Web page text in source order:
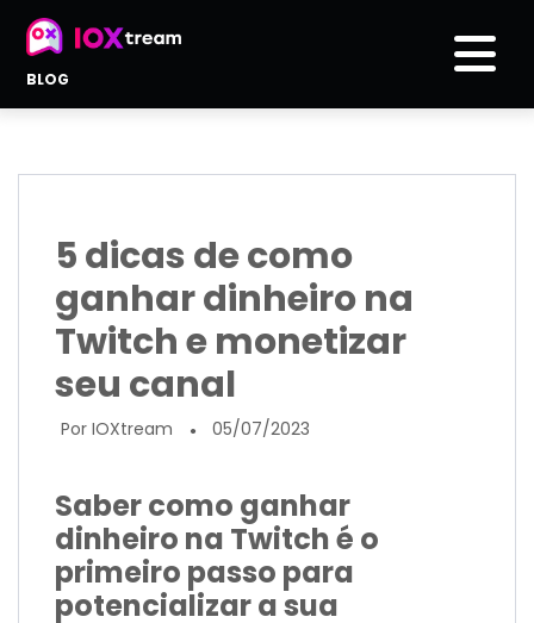
BLOG
5 dicas de como
ganhar dinheiro na
Twitch e monetizar
seu canal
Por IOXtream ● 05/07/2023
Saber como ganhar
dinheiro na Twitch é o
primeiro passo para
potencializar a sua